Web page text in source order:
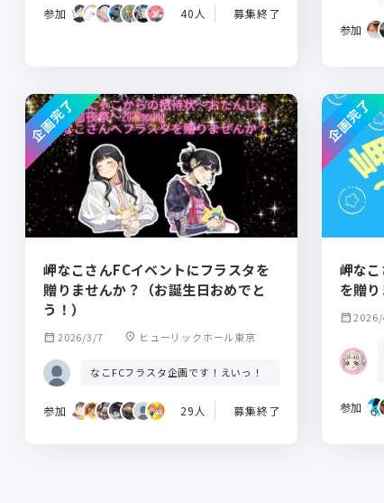
参加 40人 募集終了
参加
岬なこさんFCイベントにフラスタを
贈りませんか？（お誕生日おめでと
う！）
calendar_month 2026/3/7 location_on ヒューリックホール東京
なこFCフラスタ企画です！えいっ！
参加 29人 募集終了
企画完了
岬な
を贈
calendar_month
参加
企画完了